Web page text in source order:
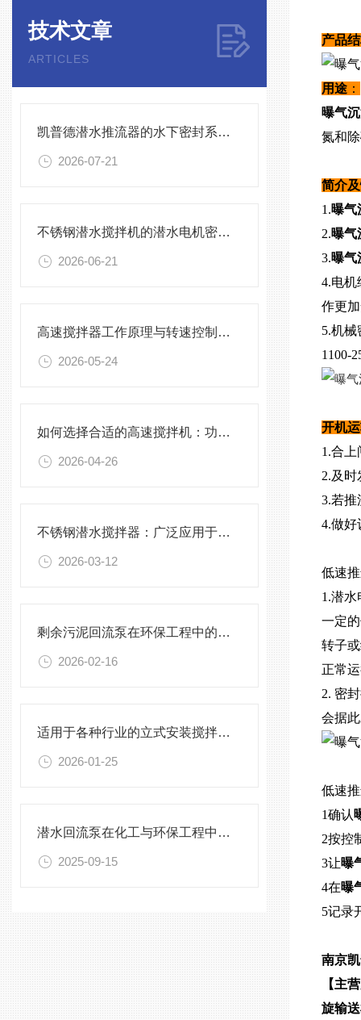
技术文章
ARTICLES
凯普德潜水推流器的水下密封系统维护全流程指南说明
2026-07-21
不锈钢潜水搅拌机的潜水电机密封与泄漏保护
2026-06-21
高速搅拌器工作原理与转速控制技术分析
2026-05-24
如何选择合适的高速搅拌机：功率、转速、搅拌桨叶与物料适配性分析
2026-04-26
不锈钢潜水搅拌器：广泛应用于污水处理与化学工程
2026-03-12
剩余污泥回流泵在环保工程中的应用前景
2026-02-16
适用于各种行业的立式安装搅拌机选型指南
2026-01-25
潜水回流泵在化工与环保工程中的关键作用
2025-09-15
产品
用途 ：
曝气
氮和
简介
1.曝气
2.曝气
3.曝气
4.电机
作更
5.机
1100-
开机
1.合
2.及
3.若
4.做好
低速
1.潜
一定
转子
正常
2. 密
会据
低速
1确认
2按控
3让曝
4在曝
5记录
南京
【主
旋输